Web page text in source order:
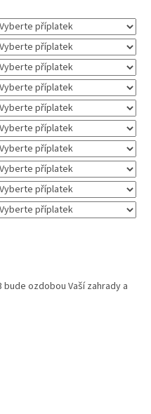
bude ozdobou Vaší zahrady a